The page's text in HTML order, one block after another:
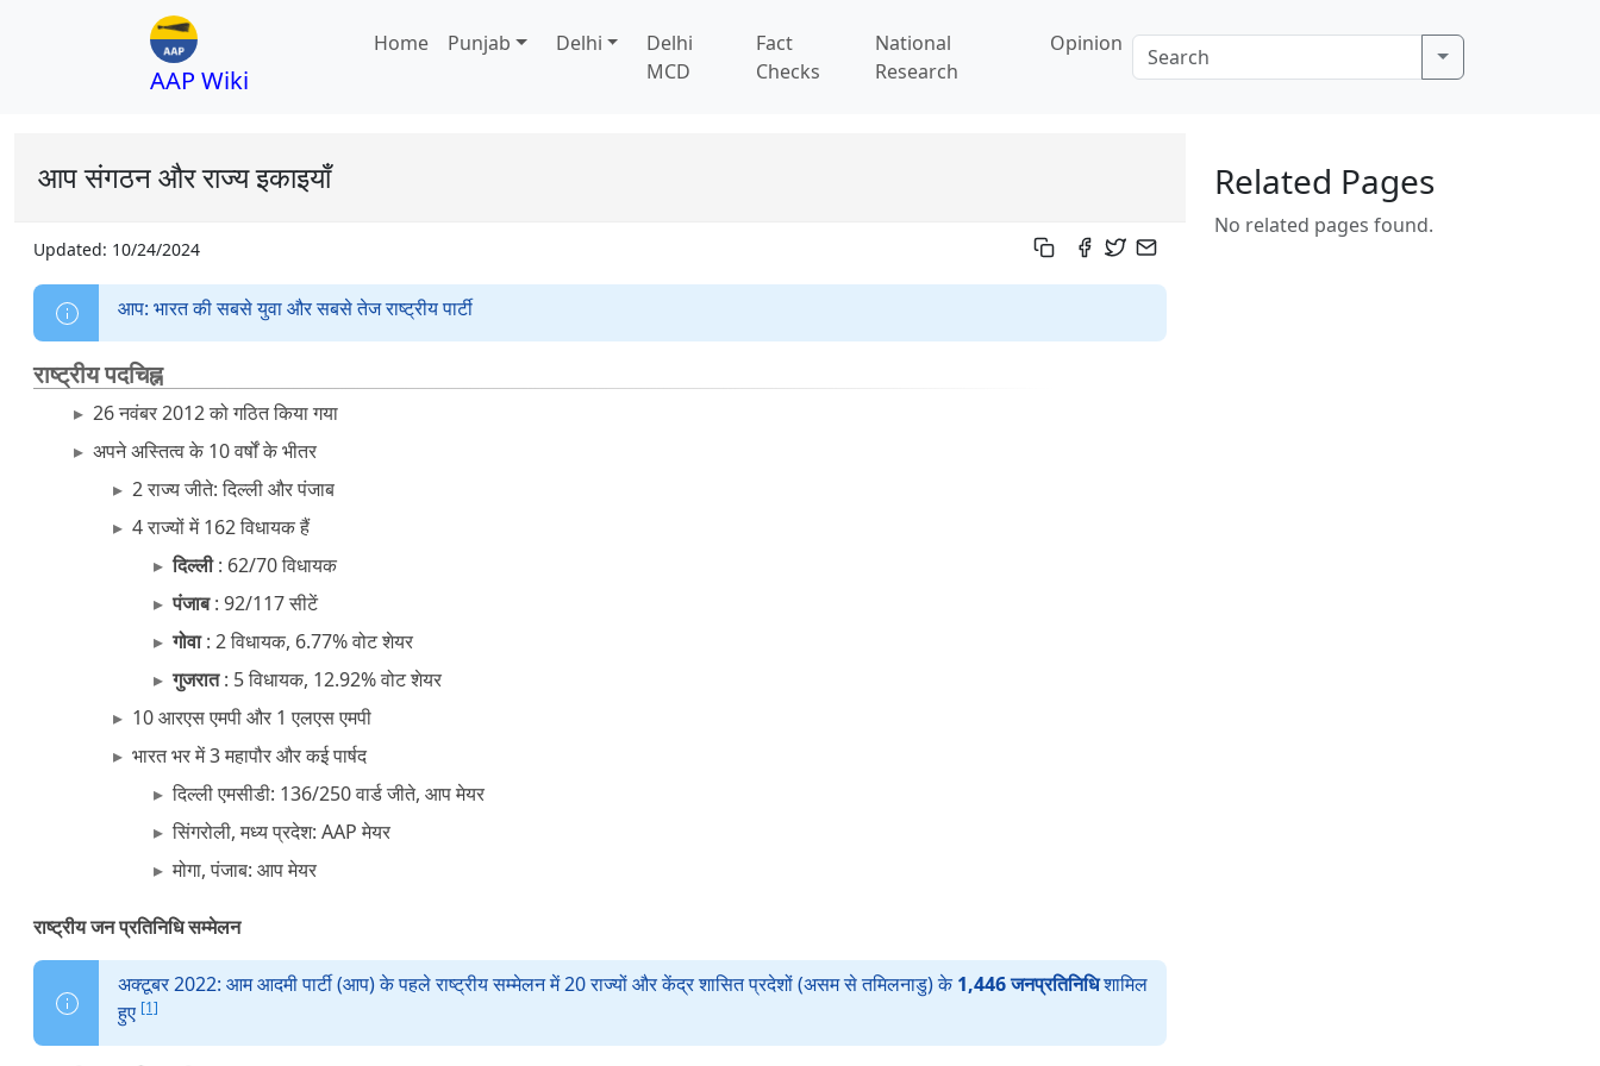
AAP Wiki
Home Punjab Delhi
Delhi
MCD
Fact
Checks
National
Research
Opinion
आप संगठन और राज्य इकाइयाँ
Updated: 10/24/2024
आप: भारत की सबसे युवा और सबसे तेज राष्ट्रीय पार्टी
राष्ट्रीय पदचिह्न
26 नवंबर 2012 को गठित किया गया
अपने अस्तित्व के 10 वर्षों के भीतर
2 राज्य जीते: दिल्ली और पंजाब
4 राज्यों में 162 विधायक हैं
दिल्ली: 62/70 विधायक
पंजाब: 92/117 सीटें
गोवा: 2 विधायक, 6.77% वोट शेयर
गुजरात: 5 विधायक, 12.92% वोट शेयर
10 आरएस एमपी और 1 एलएस एमपी
भारत भर में 3 महापौर और कई पार्षद
दिल्ली एमसीडी: 136/250 वार्ड जीते, आप मेयर
सिंगरोली, मध्य प्रदेश: AAP मेयर
मोगा, पंजाब: आप मेयर
राष्ट्रीय जन प्रतिनिधि सम्मेलन
अक्टूबर 2022: आम आदमी पार्टी (आप) के पहले राष्ट्रीय सम्मेलन में 20 राज्यों और केंद्र शासित प्रदेशों (असम से तमिलनाडु) के1,446 जनप्रतिनिधिशामिल
हुए [1]
Related Pages
No related pages found.